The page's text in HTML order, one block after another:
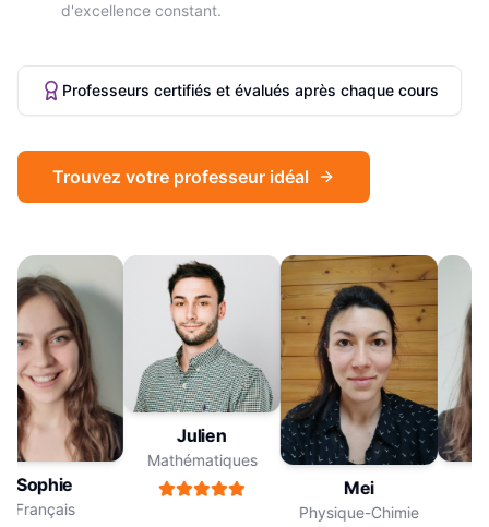
Sophie
Français
Julien
Mathématiques
Mei
Physique-Chimie
d'excellence constant.
Professeurs certifiés et évalués après chaque cours
Trouvez votre professeur idéal